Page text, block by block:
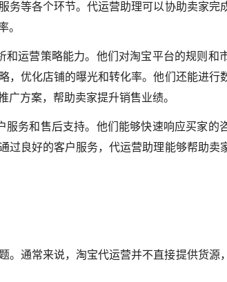
务等各个环节。代运营助理可以协助卖家完
。
运营策略能力。他们对淘宝平台的规则和
，优化店铺的曝光和转化率。他们还能进行
广方案，帮助卖家提升销售业绩。
务和售后支持。他们能够快速响应买家的
过良好的客户服务，代运营助理能够帮助卖
。通常来说，淘宝代运营并不直接提供货源